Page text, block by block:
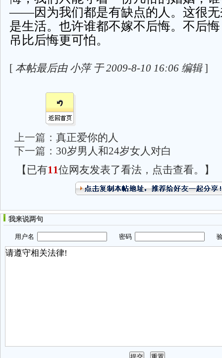
——因为我们都是有缺点的人。这很无
是生活。也许谁都不嫁不后悔。不后
吊比后悔更可怕。
[ 本帖最后由 小萍 于 2009-8-10 16:06 编辑]
上一篇： 真正爱你的人
下一篇： 30岁男人和24岁女人对白
【已有11位网友发表了看法，点击查看。】
我来说两句
用户名 密码 验